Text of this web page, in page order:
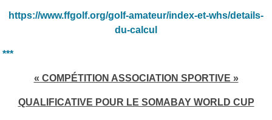
https://www.ffgolf.org/golf-amateur/index-et-whs/details-
du-calcul
***
« COMPÉTITION ASSOCIATION SPORTIVE »
QUALIFICATIVE POUR LE SOMABAY WORLD CUP